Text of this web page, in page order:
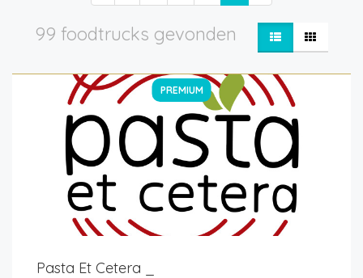
99 foodtrucks gevonden
PREMIUM
Pasta Et Cetera _